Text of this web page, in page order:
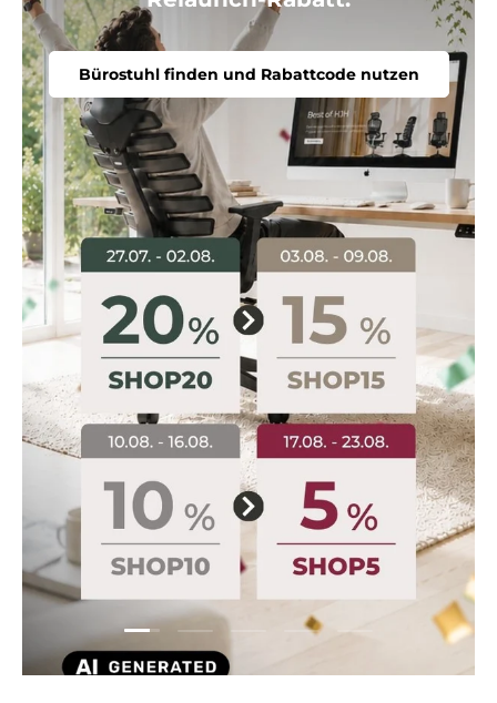
Bürostuhl finden und Rabattcode nutzen
Folie laden 1 von 5
Folie laden 2 von 5
Folie laden 3 von 5
Folie laden 4 von 5
Folie laden 5